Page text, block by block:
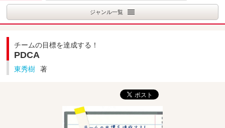
ジャンル一覧
チームの目標を達成する！
PDCA
東秀樹 著